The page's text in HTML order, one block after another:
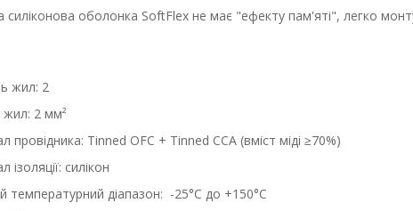
оболонка SoftFlex не має "ефекту пам'яті", легко
жил: 2
жил: 2 мм²
провідника: Tinned OFC + Tinned CCA (вміст міді ≥70%)
ізоляції: силікон
температурний діапазон: -25°C до +150°C